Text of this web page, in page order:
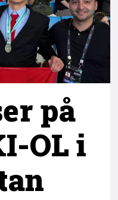
på
OL i